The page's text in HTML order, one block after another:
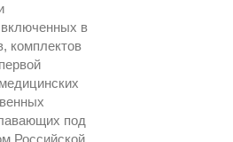
в
комплектов
под